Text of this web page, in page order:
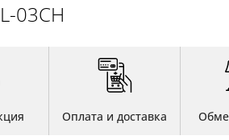
Офис
Бронза
Золото
03CH
Оплата и доставка